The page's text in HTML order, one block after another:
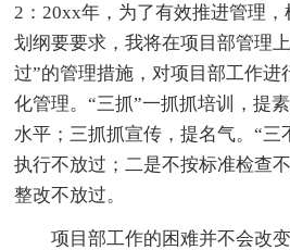
2：20xx年，为了有效推进管理
划纲要要求，我将在项目部管理
过”的管理措施，对项目部工作进
化管理。“三抓”一抓抓培训，提
水平；三抓抓宣传，提名气。“三
执行不放过；二是不按标准检查
整改不放过。
项目部工作的困难并不会改